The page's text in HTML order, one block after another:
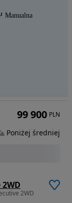
Manualna
2WD
99 900 PLN
Poniżej średniej